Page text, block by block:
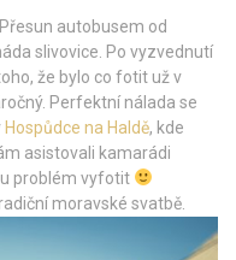
autobusem od
slivovice. Po vyzvednutí
že bylo co fotit už v
Perfektní nálada se
Hospůdce na Haldě, kde
asistovali kamarádi
problém vyfotit
moravské svatbě.